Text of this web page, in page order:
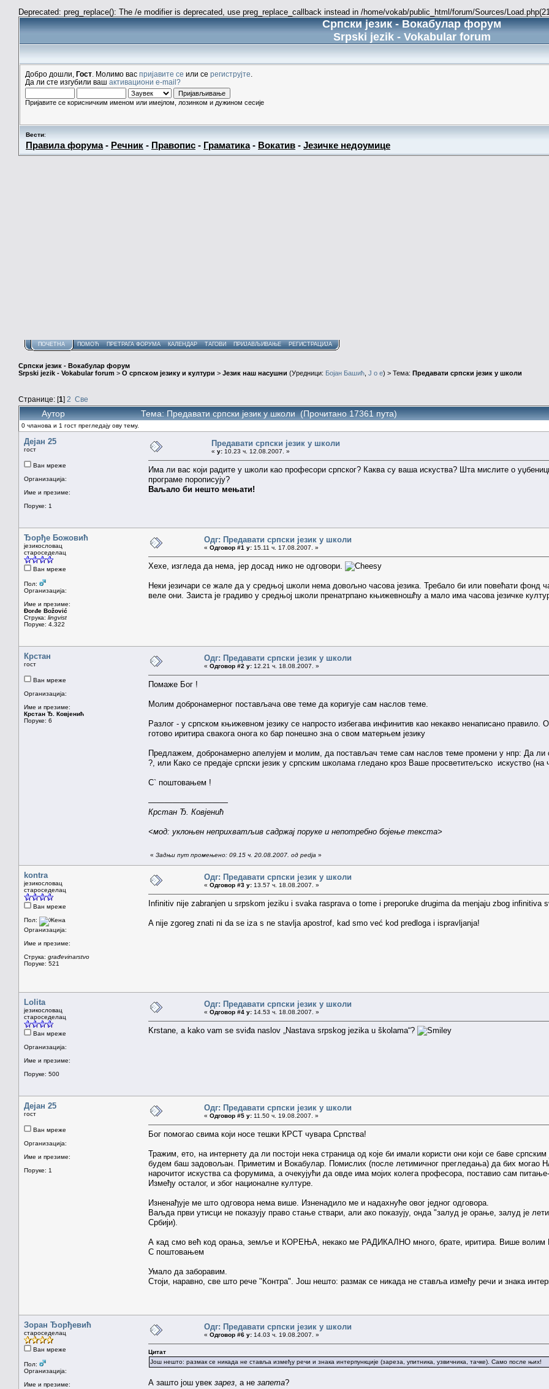
Deprecated: preg_replace(): The /e modifier is deprecated, use preg_replace_callback instead in /home/vokab/public_html/forum/Sources/
Српски језик - Вокабулар форум
Srpski jezik - Vokabular forum
Добро дошли, Гост . Молимо вас пријавите се или се региструјте
Да ли сте изгубили ваш активациони e-mail?
Пријавите се корисничким именом или имејлом, лозинком и дужином сесије
Вести:
Правила форума- Речник - Правопис - Граматика- Вокатив - Језичке недоумице
ПОЧЕТНА ПОМОЋ ПРЕТРАГА ФОРУМА КАЛЕНДАР ТАГОВИ ПРИЈАВЉИВАЊЕ РЕГИСТРАЦИЈА
Српски језик - Вокабулар форум
Srpski jezik - Vokabular forum > О српском језику и култури > Језик наш насушни (Уредници: Бојан Башић J o e) > Тема: Предавати српски језик у школи
Странице: [1] 2 Све
Аутор Тема: Предавати српски језик у школи (Прочитано 17361 пута)
0 чланова и 1 гост прегледају ову тему.
Дејан 25
гост
Ван мреже
Организација:
Име и презиме:
Поруке: 1
Предавати српски језик у школи
« у: 10.23 ч. 12.08.2007. »
Има ли вас који радите у школи као професори српског? Каква су ваша искуства? Шта мислите о
програме порописују?
Ваљало би нешто мењати!
Ђорђе Божовић
језикословац
староседелац
Ван мреже
Пол:
Организација:
Име и презиме:
Đorđe Božović
Струка: lingvist
Поруке: 4.322
Одг: Предавати српски језик у школи
« Одговор #1 у: 15.11 ч. 17.08.2007. »
Хехе, изгледа да нема, јер досад нико не одговори.
Неки језичари се жале да у средњој школи нема довољно часова језика. Требало би или повећати фонд
веле они. Заиста је градиво у средњој школи пренатрпано књижевношћу а мало има часова језичке
Крстан
гост
Ван мреже
Организација:
Име и презиме:
Крстан Ђ. Ковјенић
Поруке: 6
Одг: Предавати српски језик у школи
« Одговор #2 у: 12.21 ч. 18.08.2007. »
Помаже Бог !
Молим добронамерног постављача ове теме да коригује сам наслов теме.
Разлог - у српском књижевном језику се напросто избегава инфинитив као некакво ненаписано правило.
готово иритира свакога онога ко бар понешно зна о свом матерњем језику
Предлажем, добронамерно апелујем и молим, да постављач теме сам наслов теме промени у нпр: Да ли
?, или Како се предаје српски језик у српским школама гледано кроз Ваше просветитељско искуство (на
С` поштовањем !
——————————
Крстан Ђ. Ковјенић
<мод: уклоњен неприхватљив садржај поруке и непотребно бојење текста>
« Задњи пут промењено: 09.15 ч. 20.08.2007. од pedja »
kontra
језикословац
староседелац
Ван мреже
Пол:
Организација:
Име и презиме:
Струка: građevinarstvo
Поруке: 521
Одг: Предавати српски језик у школи
« Одговор #3 у: 13.57 ч. 18.08.2007. »
Infinitiv nije zabranjen u srpskom jeziku i svaka rasprava o tome i preporuke drugima da menjaju zbog infinitiva
A nije zgoreg znati ni da se iza s ne stavlja apostrof, kad smo već kod predloga i ispravljanja!
Lolita
језикословац
староседелац
Ван мреже
Организација:
Име и презиме:
Поруке: 500
Одг: Предавати српски језик у школи
« Одговор #4 у: 14.53 ч. 18.08.2007. »
Krstane, a kako vam se sviđa naslov „Nastava srpskog jezika u školama“?
Дејан 25
гост
Ван мреже
Организација:
Име и презиме:
Поруке: 1
Одг: Предавати српски језик у школи
« Одговор #5 у: 11.50 ч. 19.08.2007. »
Бог помогао свима који носе тешки КРСТ чувара Српства!
Тражим, ето, на интернету да ли постоји нека страница од које би имали користи они који се баве
будем баш задовољан. Приметим и Вокабулар. Помислих (после летимичног прегледања) да бих
нарочитог искуства са форумима, а очекујући да овде има мојих колега професора, поставио сам
Између осталог, и због националне културе.
Изненађује ме што одговора нема више. Изненадило ме и надахнуће овог једног одговора.
Ваљда први утисци не показују право стање ствари, али ако показују, онда "залуд је орање, залуд је
Србији).
А кад смо већ код орања, земље и КОРЕЊА, некако ме РАДИКАЛНО много, брате, иритира. Више
С поштовањем
Умало да заборавим.
Стоји, наравно, све што рече "Контра". Још нешто: размак се никада не ставља између речи и знака
Зоран Ђорђевић
староседелац
Ван мреже
Пол:
Организација:
Име и презиме:
Одг: Предавати српски језик у школи
« Одговор #6 у: 14.03 ч. 19.08.2007. »
Цитат
Још нешто: размак се никада не ставља између речи и знака интерпункције (зареза, упитника, узвичника, тачке). Само после њих!
А зашто још увек зарез , а не запета?